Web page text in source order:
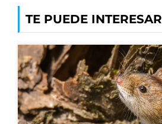
TE PUEDE INTERESAR